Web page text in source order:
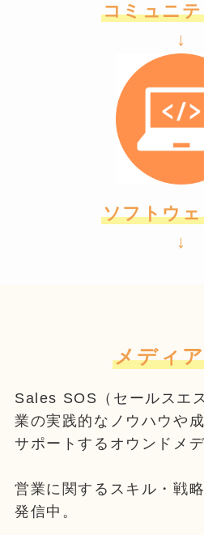
コミュニ
↓
ソフトウ
↓
メディ
Sales SOS（セールスエ
業の実践的なノウハウや
サポートするオウンドメデ
営業に関するスキル・戦
発信中。